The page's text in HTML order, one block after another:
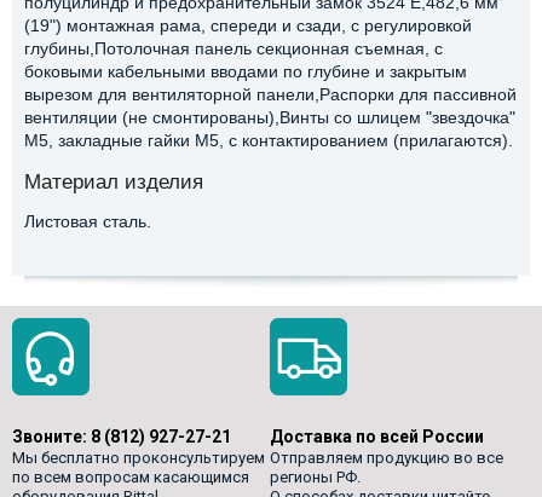
(19") монтажная рама, спереди и сзади, с регулировкой
глубины,Потолочная панель секционная съемная, с
боковыми кабельными вводами по глубине и закрытым
вырезом для вентиляторной панели,Распорки для пассивной
вентиляции (не смонтированы),Винты со шлицем "звездочка"
М5, закладные гайки M5, с контактированием (прилагаются).
Материал изделия
Листовая сталь.
Звоните: 8 (812) 927-27-21
Мы бесплатно проконсультируем
по всем вопросам касающимся
Доставка по всей России
Отправляем продукцию во все
регионы РФ.